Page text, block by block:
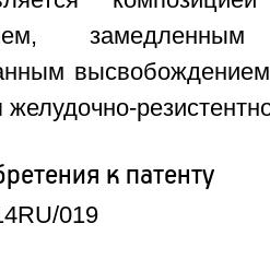
замедленным
желудочно-
к патенту
019